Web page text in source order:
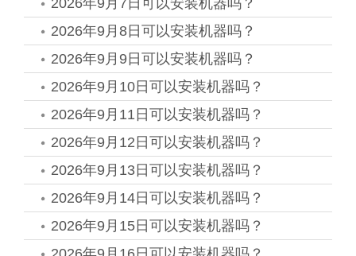
2026年9月7日可以安装机器吗？
2026年9月8日可以安装机器吗？
2026年9月9日可以安装机器吗？
2026年9月10日可以安装机器吗？
2026年9月11日可以安装机器吗？
2026年9月12日可以安装机器吗？
2026年9月13日可以安装机器吗？
2026年9月14日可以安装机器吗？
2026年9月15日可以安装机器吗？